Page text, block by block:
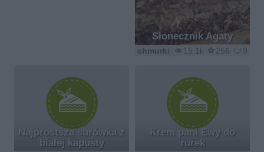
Słonecznik Agaty
15.1k 256 9
chmurki
Najprostsza surówka z
białej kapusty
Krem pani Ewy do
rurek